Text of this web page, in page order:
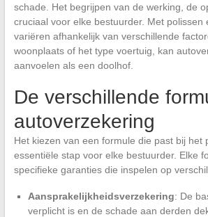
schade. Het begrijpen van de werking, de
cruciaal voor elke bestuurder. Met polissen
variëren afhankelijk van verschillende
woonplaats of het type voertuig, kan
aanvoelen als een doolhof.
De verschillende
autoverzekering
Het kiezen van een formule die past bij het
essentiële stap voor elke bestuurder. Elke
specifieke garanties die inspelen op
Aansprakelijkheidsverzekering: De
verplicht is en de schade aan derden